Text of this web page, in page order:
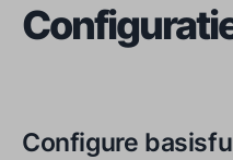
Configure